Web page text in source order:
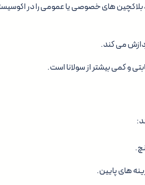
های خصوصی یا عمومی را در
و کمی بیشتر از سولانا است.